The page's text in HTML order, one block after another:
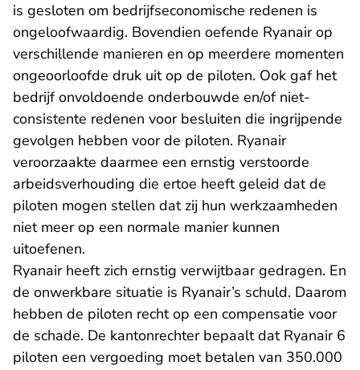
is gesloten om bedrijfseconomische redenen is
ongeloofwaardig. Bovendien oefende Ryanair op
verschillende manieren en op meerdere momenten
ongeoorloofde druk uit op de piloten. Ook gaf het
bedrijf onvoldoende onderbouwde en/of niet-
consistente redenen voor besluiten die ingrijpende
gevolgen hebben voor de piloten. Ryanair
veroorzaakte daarmee een ernstig verstoorde
arbeidsverhouding die ertoe heeft geleid dat de
piloten mogen stellen dat zij hun werkzaamheden
niet meer op een normale manier kunnen
uitoefenen.
Ryanair heeft zich ernstig verwijtbaar gedragen. En
de onwerkbare situatie is Ryanair’s schuld. Daarom
hebben de piloten recht op een compensatie voor
de schade. De kantonrechter bepaalt dat Ryanair 6
piloten een vergoeding moet betalen van 350.000